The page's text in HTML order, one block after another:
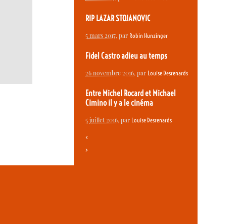
RIP LAZAR STOJANOVIC
5 mars 2017, par Robin Hunzinger
Fidel Castro adieu au temps
26 novembre 2016, par Louise Desrenards
Entre Michel Rocard et Michael
Cimino il y a le cinéma
5 juillet 2016, par Louise Desrenards
<
>